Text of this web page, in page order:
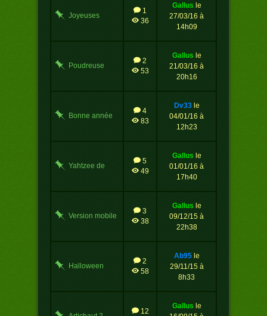
Joyeuses
1
36
gallus le
27/03/16 à
14h09
Poudreuse
2
53
gallus le
21/03/16 à
20h16
Bonne année
4
83
dv33 le
04/01/16 à
12h23
Yahtzee de
5
49
gallus le
01/01/16 à
17h40
Version mobile
3
38
gallus le
09/12/15 à
22h38
Halloween
2
58
ab95 le
29/11/15 à
8h33
12
gallus le